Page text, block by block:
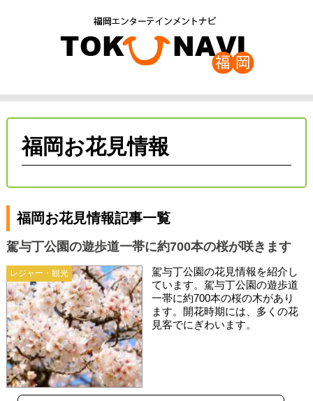
福岡お花見情報
福岡お花見情報記事一覧
レジャー・観光
駕与丁公園の遊歩道一帯に約700本の桜が咲きます
駕与丁公園の花見情報を紹介し
ています。駕与丁公園の遊歩道
一帯に約700本の桜の木があり
ます。開花時期には、多くの花
見客でにぎわいます。